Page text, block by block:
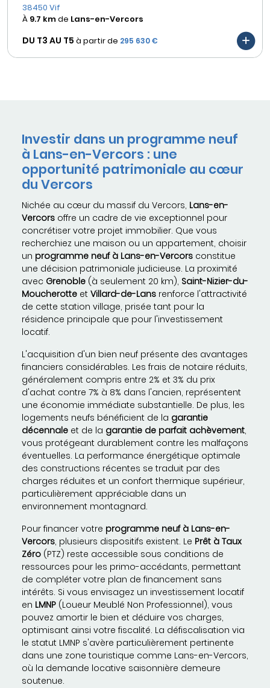
38450 Vif
À 9.7 kmde Lans-en-Vercors
DU T3 AU T5 à partir de 295 630 €
Investir dans un programme neuf
à Lans-en-Vercors : une
opportunité patrimoniale au cœur
du Vercors
Nichée au cœur du massif du Vercors, Lans-en-
Vercors offre un cadre de vie exceptionnel pour
concrétiser votre projet immobilier. Que vous
recherchiez une maison ou un appartement, choisir
un programme neuf à Lans-en-Vercors constitue
une décision patrimoniale judicieuse. La proximité
avec Grenoble (à seulement 20 km), Saint-Nizier-du-
Moucherotte et Villard-de-Lans renforce l'attractivité
de cette station village, prisée tant pour la
résidence principale que pour l'investissement
locatif.
L'acquisition d'un bien neuf présente des avantages
financiers considérables. Les frais de notaire réduits,
généralement compris entre 2% et 3% du prix
d'achat contre 7% à 8% dans l'ancien, représentent
une économie immédiate substantielle. De plus, les
logements neufs bénéficient de la garantie
décennale et de la garantie de parfait achèvement,
vous protégeant durablement contre les malfaçons
éventuelles. La performance énergétique optimale
des constructions récentes se traduit par des
charges réduites et un confort thermique supérieur,
particulièrement appréciable dans un
environnement montagnard.
Pour financer votre programme neuf à Lans-en-
Vercors, plusieurs dispositifs existent. Le Prêt à Taux
Zéro (PTZ) reste accessible sous conditions de
ressources pour les primo-accédants, permettant
de compléter votre plan de financement sans
intérêts. Si vous envisagez un investissement locatif
en LMNP (Loueur Meublé Non Professionnel), vous
pouvez amortir le bien et déduire vos charges,
optimisant ainsi votre fiscalité. La défiscalisation via
le statut LMNP s'avère particulièrement pertinente
dans une zone touristique comme Lans-en-Vercors,
où la demande locative saisonnière demeure
soutenue.